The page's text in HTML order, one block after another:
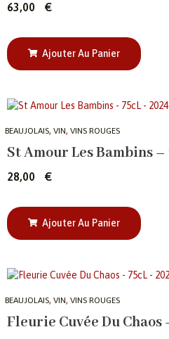
63,00 €
Ajouter Au Panier
BEAUJOLAIS, VIN, VINS ROUGES
St Amour Les Bambins –
28,00 €
Ajouter Au Panier
BEAUJOLAIS, VIN, VINS ROUGES
Fleurie Cuvée Du Chaos